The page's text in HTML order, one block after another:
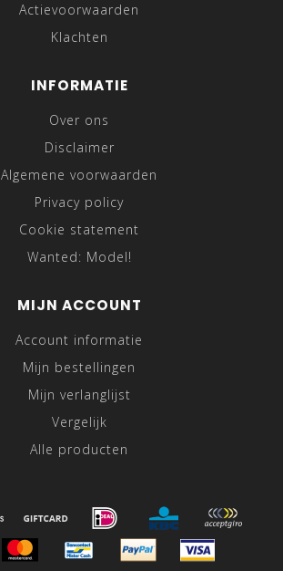
Actievoorwaarden
Klachten
INFORMATIE
Over ons
Disclaimer
Algemene voorwaarden
Privacy policy
Cookie statement
Wanted: Model!
MIJN ACCOUNT
Account informatie
Mijn bestellingen
Mijn verlanglijst
Vergelijk
Alle producten